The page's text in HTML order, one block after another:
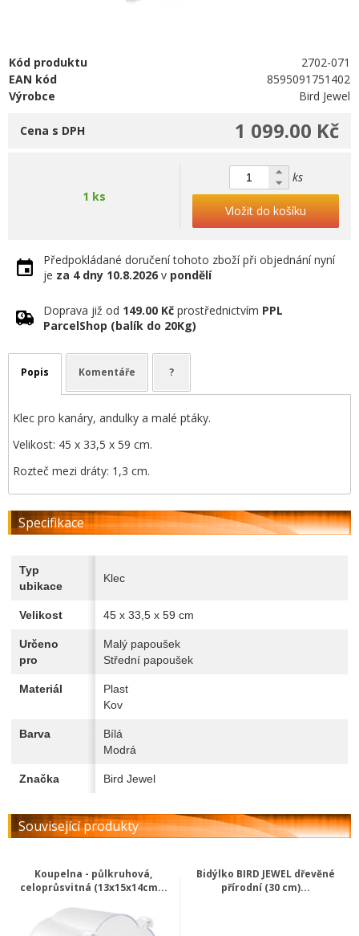
Kód produktu
2702-071
EAN kód
8595091751402
Výrobce
Bird Jewel
1 099.00 Kč
Cena s DPH
1 ks
ks
Vložit do košíku
Předpokládané doručení tohoto zboží při objednání nyní
je za 4 dny 10.8.2026 v pondělí
Doprava již od 149.00 Kč prostřednictvím PPL
ParcelShop (balík do 20Kg)
Popis Komentáře ?
Klec pro kanáry, andulky a malé ptáky.
Velikost: 45 x 33,5 x 59 cm.
Rozteč mezi dráty: 1,3 cm.
Specifikace
Typ
ubikace
Klec
Velikost 45 x 33,5 x 59 cm
Určeno
pro
Malý papoušek
Střední papoušek
Materiál
Plast
Kov
Barva
Bílá
Modrá
Značka Bird Jewel
Související produkty
Koupelna - půlkruhová,
celoprůsvitná (13x15x14cm...
Bidýlko BIRD JEWEL dřevěné
přírodní (30 cm)...